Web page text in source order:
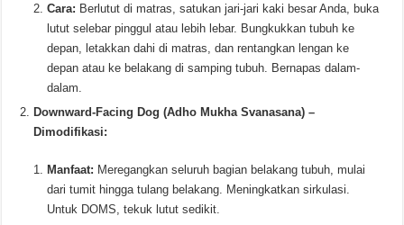
Cara: Berlutut di matras, satukan jari-jari kaki besar Anda, buka
lutut selebar pinggul atau lebih lebar. Bungkukkan tubuh ke
depan, letakkan dahi di matras, dan rentangkan lengan ke
depan atau ke belakang di samping tubuh. Bernapas dalam-
dalam.
Downward-Facing Dog (Adho Mukha Svanasana) –
Dimodifikasi:
Manfaat: Meregangkan seluruh bagian belakang tubuh, mulai
dari tumit hingga tulang belakang. Meningkatkan sirkulasi.
Untuk DOMS, tekuk lutut sedikit.